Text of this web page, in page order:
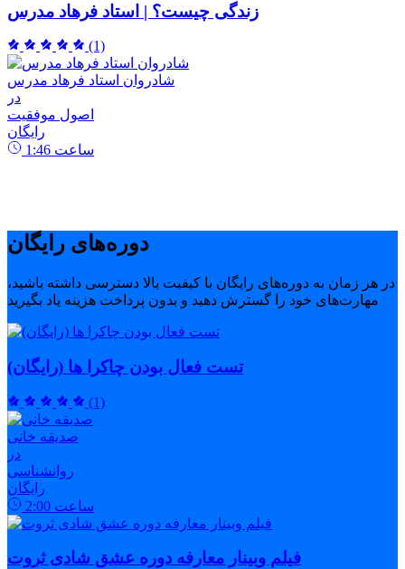
زندگی چیست؟ | استاد فرهاد مدرس
(1)
شادروان استاد فرهاد مدرس
در
اصول موفقیت
رایگان
1:46 ساعت
دوره‌های رایگان
در هر زمان به دوره‌های رایگان با کیفیت بالا دسترسی داشته باشید،
مهارت‌های خود را گسترش دهید و بدون پرداخت هزینه یاد بگیرید
تست فعال بودن چاکرا ها (رایگان)
(1)
صدیقه خانی
در
روانشناسی
رایگان
2:00 ساعت
فیلم وبینار معارفه دوره عشق شادی ثروت